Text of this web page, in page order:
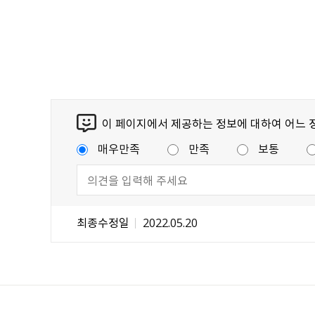
이 페이지에서 제공하는 정보에 대하여 어느
매우만족
만족 보통
최종수정일 2022.05.20